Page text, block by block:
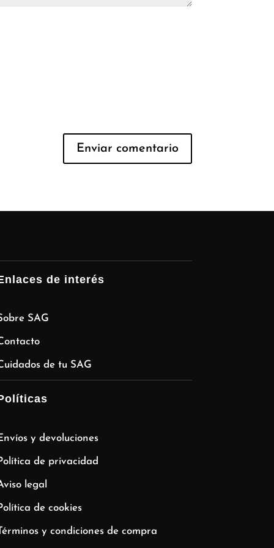
de interés
SAG
de tu SAG
y devoluciones
de privacidad
legal
de cookies
y condiciones de compra